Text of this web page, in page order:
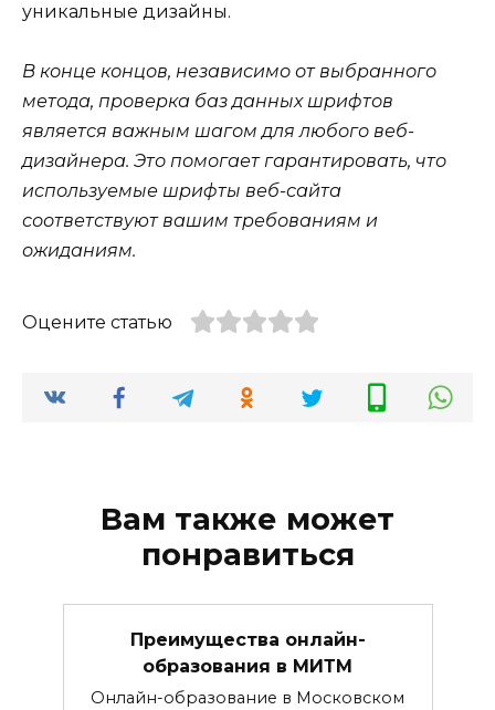
уникальные дизайны.
В конце концов, независимо от выбранного
метода, проверка баз данных шрифтов
является важным шагом для любого веб-
дизайнера. Это помогает гарантировать, что
используемые шрифты веб-сайта
соответствуют вашим требованиям и
ожиданиям.
Оцените статью
Вам также может
понравиться
Преимущества онлайн-
образования в МИТМ
Онлайн-образование в Московском